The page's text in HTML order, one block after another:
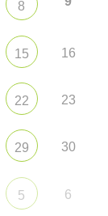
8
15 16
22 23
29 30
5 6